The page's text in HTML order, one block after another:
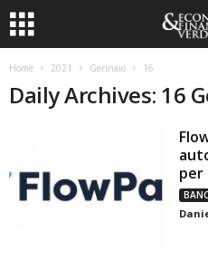
Home 2021 Gennaio 16
Daily Archives: 16
per